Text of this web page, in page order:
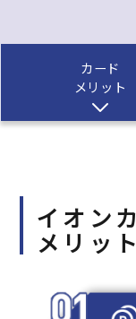
カード
メリット
イオン
メリット